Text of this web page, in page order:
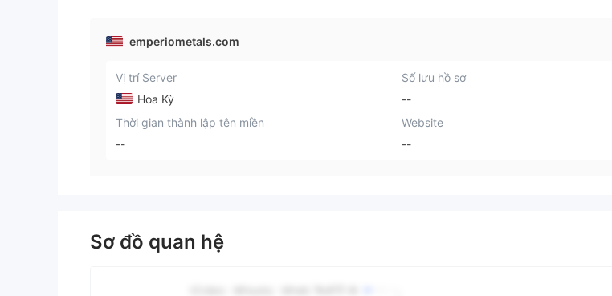
emperiometals.com
Vị trí Server
Hoa Kỳ
Số lưu hồ sơ
--
Thời gian thành lập tên miền
--
Website
--
Sơ đồ quan hệ